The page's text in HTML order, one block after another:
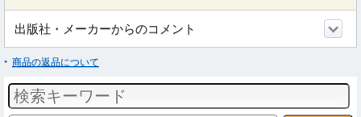
出版社・メーカーからのコメント
商品の返品について